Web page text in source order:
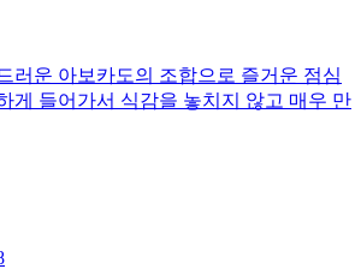
러운 아보카도의 조합으로 즐거운 점심
게 들어가서 식감을 놓치지 않고 매우 만